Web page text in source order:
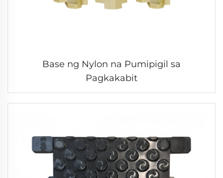
Base ng Nylon na Pumipigil sa
Pagkakabit